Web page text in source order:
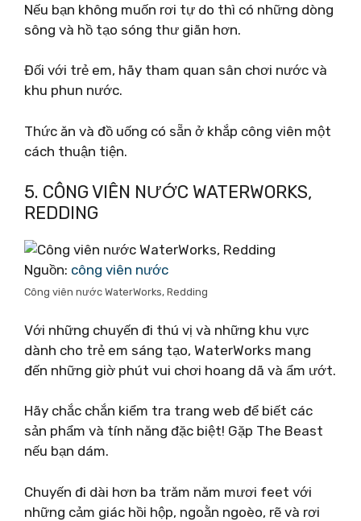
Nếu bạn không muốn rơi tự do thì có những dòng
sông và hồ tạo sóng thư giãn hơn.
Đối với trẻ em, hãy tham quan sân chơi nước và
khu phun nước.
Thức ăn và đồ uống có sẵn ở khắp công viên một
cách thuận tiện.
5. CÔNG VIÊN NƯỚC WATERWORKS,
REDDING
Nguồn: công viên nước
Công viên nước WaterWorks, Redding
Với những chuyến đi thú vị và những khu vực
dành cho trẻ em sáng tạo, WaterWorks mang
đến những giờ phút vui chơi hoang dã và ẩm ướt.
Hãy chắc chắn kiểm tra trang web để biết các
sản phẩm và tính năng đặc biệt! Gặp The Beast
nếu bạn dám.
Chuyến đi dài hơn ba trăm năm mươi feet với
những cảm giác hồi hộp, ngoằn ngoèo, rẽ và rơi